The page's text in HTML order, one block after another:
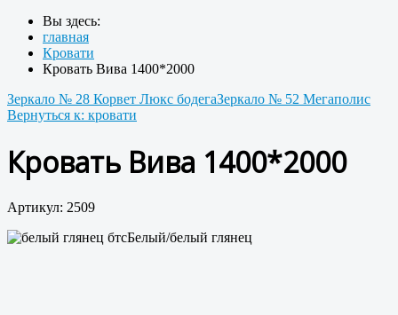
Вы здесь:
главная
Кровати
Кровать Вива 1400*2000
Зеркало № 28 Корвет Люкс бодегаЗеркало № 52 Мегаполис
Вернуться к: кровати
Кровать Вива 1400*2000
Артикул: 2509
Белый/белый глянец